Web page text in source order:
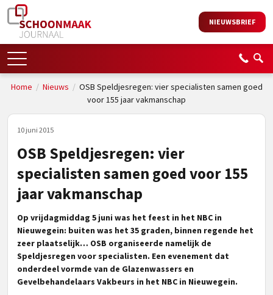
NIEUWSBRIEF
Home / Nieuws / OSB Speldjesregen: vier specialisten samen goed
voor 155 jaar vakmanschap
10 juni 2015
OSB Speldjesregen: vier
specialisten samen goed voor 155
jaar vakmanschap
Op vrijdagmiddag 5 juni was het feest in het NBC in
Nieuwegein: buiten was het 35 graden, binnen regende het
zeer plaatselijk… OSB organiseerde namelijk de
Speldjesregen voor specialisten. Een evenement dat
onderdeel vormde van de Glazenwassers en
Gevelbehandelaars Vakbeurs in het NBC in Nieuwegein.